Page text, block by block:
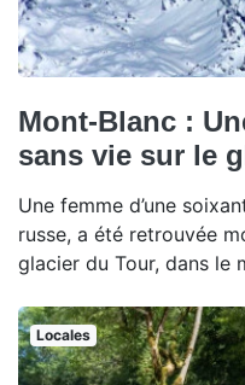
Mont-Blanc :
sans vie sur le
Une femme d’une
russe, a été retrouvée
glacier du Tour, dans le
Locales